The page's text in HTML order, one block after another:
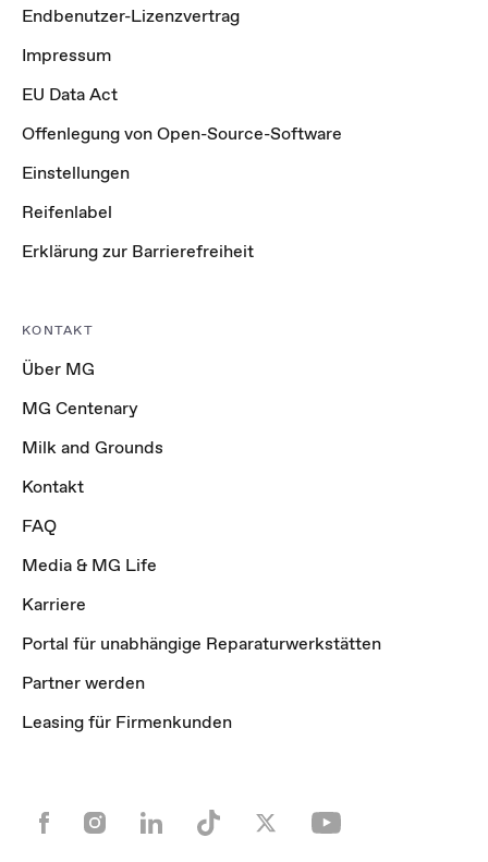
Endbenutzer-Lizenzvertrag
Impressum
EU Data Act
Offenlegung von Open-Source-Software
Einstellungen
Reifenlabel
Erklärung zur Barrierefreiheit
KONTAKT
Über MG
MG Centenary
Milk and Grounds
Kontakt
FAQ
Media & MG Life
Karriere
Portal für unabhängige Reparaturwerkstätten
Partner werden
Leasing für Firmenkunden